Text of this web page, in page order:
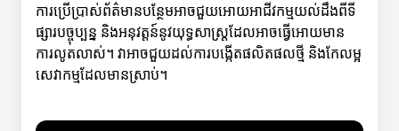
ការប្រើប្រាស់ព័ត៌មានបន្ថែមអាចជួយអោយអាជីវកម្មយល់ដឹងពីទី
ផ្សារបច្ចុប្បន្ន និងអនុវត្តន៍នូវយុទ្ធសាស្ត្រដែលអាចធ្វើអោយមាន
ការលូតលាស់។ វាអាចជួយដល់ការបង្កើតផលិតផលថ្មី និងកែលម្អ
សេវាកម្មដែលមានស្រាប់។